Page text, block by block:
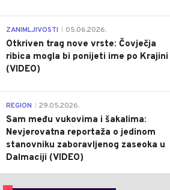
ZANIMLJIVOSTI 05.06.2026.
Otkriven trag nove vrste: Čovječja
ribica mogla bi ponijeti ime po Krajini
(VIDEO)
REGION 29.05.2026.
Sam među vukovima i šakalima:
Nevjerovatna reportaža o jedinom
stanovniku zaboravljenog zaseoka u
Dalmaciji (VIDEO)